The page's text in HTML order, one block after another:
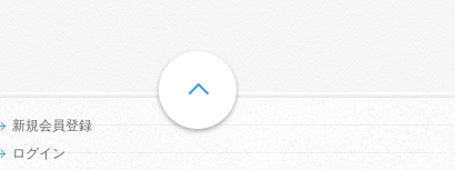
新規会員登録
ログイン